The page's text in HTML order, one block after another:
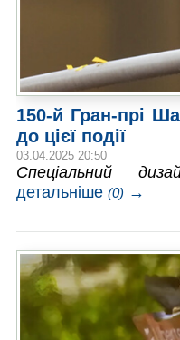
150-й Гран-прі
до цієї події
03.04.2025 20:50
Спеціальний
детальніше (0) →